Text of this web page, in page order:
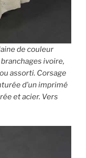
de couleur
ivoire,
assorti. Corsage
d’un imprimé
et acier. Vers